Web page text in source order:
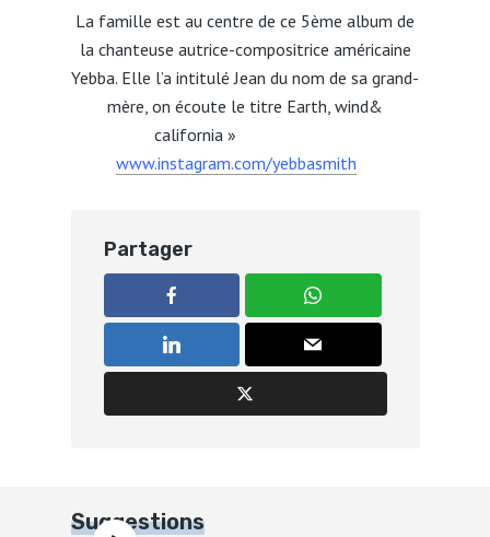
La famille est au centre de ce 5ème album de
la chanteuse autrice-compositrice américaine
Yebba. Elle l’a intitulé Jean du nom de sa grand-
mère, on écoute le titre Earth, wind&
california »
www.instagram.com/yebbasmith
Partager
Suggestions